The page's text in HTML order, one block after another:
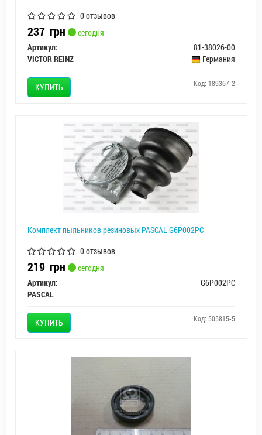
0 отзывов
237 грн
сегодня
Артикул:
81-38026-00
VICTOR REINZ
Германия
КУПИТЬ Код: 189367-2
Комплект пыльников резиновых PASCAL G6P002PC
0 отзывов
219 грн
сегодня
Артикул:
G6P002PC
PASCAL
КУПИТЬ Код: 505815-5